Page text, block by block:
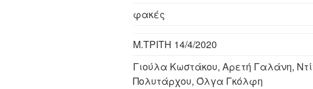
φακές
Μ.ΤΡΙΤΗ 14/4/2020
Γιούλα Κωστάκου, Αρετή Γαλάνη,
Πολυτάρχου, Όλγα Γκόλφη